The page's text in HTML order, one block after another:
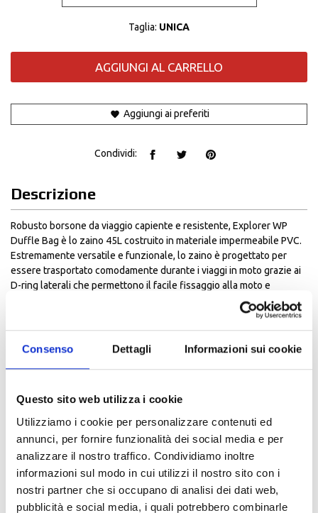
Consenso Dettagli Informazioni sui cookie
Questo sito web utilizza i cookie
Utilizziamo i cookie per personalizzare contenuti ed
annunci, per fornire funzionalità dei social media e per
analizzare il nostro traffico. Condividiamo inoltre
informazioni sul modo in cui utilizzi il nostro sito con i
nostri partner che si occupano di analisi dei dati web,
pubblicità e social media, i quali potrebbero combinarle
Taglia: UNICA
AGGIUNGI AL CARRELLO
Aggiungi ai preferiti
Condividi:
Descrizione
Robusto borsone da viaggio capiente e resistente, Explorer WP
Duffle Bag è lo zaino 45L costruito in materiale impermeabile PVC.
Estremamente versatile e funzionale, lo zaino è progettato per
essere trasportato comodamente durante i viaggi in moto grazie ai
D-ring laterali che permettono il facile fissaggio alla moto e
garantiscono stabilità anche a velocità elevate. La pratica valvola
consente di far fuoriuscire l'aria in eccesso in caso la borsa non sia
a pieno carico, comprimendone il volume.
Non solo in moto, ma anche una volta scesi Explorer WP Duffle Bag
rendono versatile all’utilizzo come bagaglio durante tutti i tipi di
viaggio.
Una grande tasca esterna rimovibile con cerniera water resistant, il
sistema di fissaggio che permette di agganciare Explorer Tool Bag
durante la guida completano la dotazione di Explorer WP Duffle
Bag, rendendolo il borsone ideale per affrontare ogni avventura in
moto.